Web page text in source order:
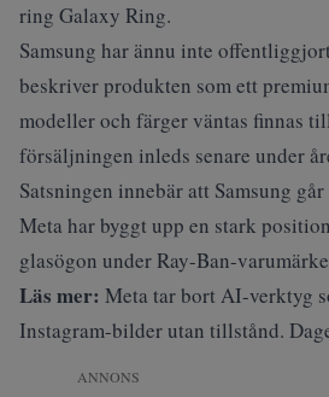
ring Galaxy Ring.
Samsung har ännu inte
beskriver produkten som ett
modeller och färger väntas finnas
försäljningen inleds senare under
Satsningen innebär att Samsung
Meta har byggt upp en stark
glasögon under Ray-Ban-
Läs mer: Meta tar bort AI-verktyg
Instagram-bilder utan tillstånd.
ANNONS